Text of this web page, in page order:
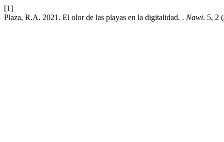
[1]
Plaza, R.A. 2021. El olor de las playas en la digitalidad. . Nawi. 5, 2